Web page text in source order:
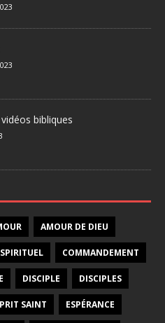
bibliques
AMOUR DE DIEU
COMMANDEMENT
DISCIPLE DISCIPLES
SAINT ESPÉRANCE